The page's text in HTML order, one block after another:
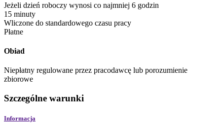
Jeżeli dzień roboczy wynosi co najmniej 6 godzin
15 minuty
Wliczone do standardowego czasu pracy
Płatne
Obiad
Niepłatny regulowane przez pracodawcę lub porozumienie
zbiorowe
Szczególne warunki
Informacja